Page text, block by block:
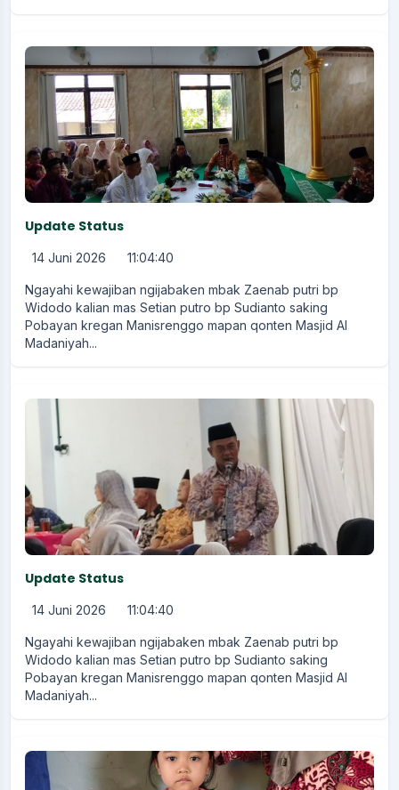
Update Status
14 Juni 2026 11:04:40
Ngayahi kewajiban ngijabaken mbak Zaenab putri bp
Widodo kalian mas Setian putro bp Sudianto saking
Pobayan kregan Manisrenggo mapan qonten Masjid Al
Madaniyah...
Update Status
14 Juni 2026 11:04:40
Ngayahi kewajiban ngijabaken mbak Zaenab putri bp
Widodo kalian mas Setian putro bp Sudianto saking
Pobayan kregan Manisrenggo mapan qonten Masjid Al
Madaniyah...